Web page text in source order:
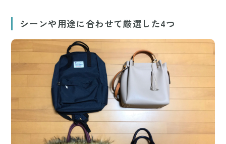
シーンや用途に合わせて厳選した4つ